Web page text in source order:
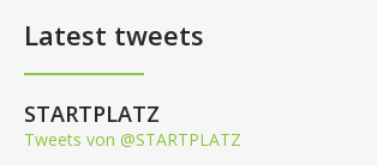
Latest tweets
STARTPLATZ
Tweets von @STARTPLATZ